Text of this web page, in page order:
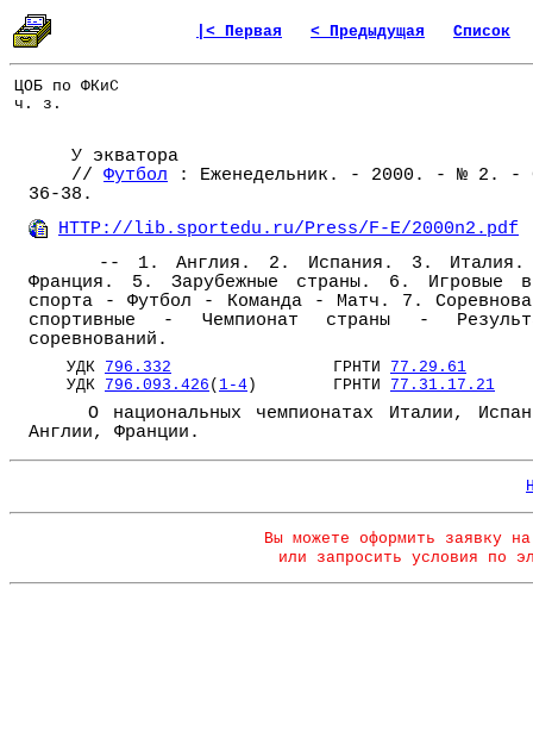
|< Первая < Предыдущая Список
ЦОБ по ФКиС
ч. з.
У экватора
// Футбол : Еженедельник. - 2000. - № 2. -
36-38.
HTTP://lib.sportedu.ru/Press/F-E/2000n2.pdf
-- 1. Англия. 2. Испания. 3.
Франция. 5. Зарубежные страны. 6. Игровые
спорта - Футбол - Команда - Матч. 7.
спортивные - Чемпионат страны -
соревнований.
УДК 796.332 ГРНТИ 77.29.61
УДК 796.093.426 ( 1-4 ) ГРНТИ 77.31.17.21
О национальных чемпионатах Италии,
Англии, Франции.
Вы можете оформить заявку
или запросить условия по